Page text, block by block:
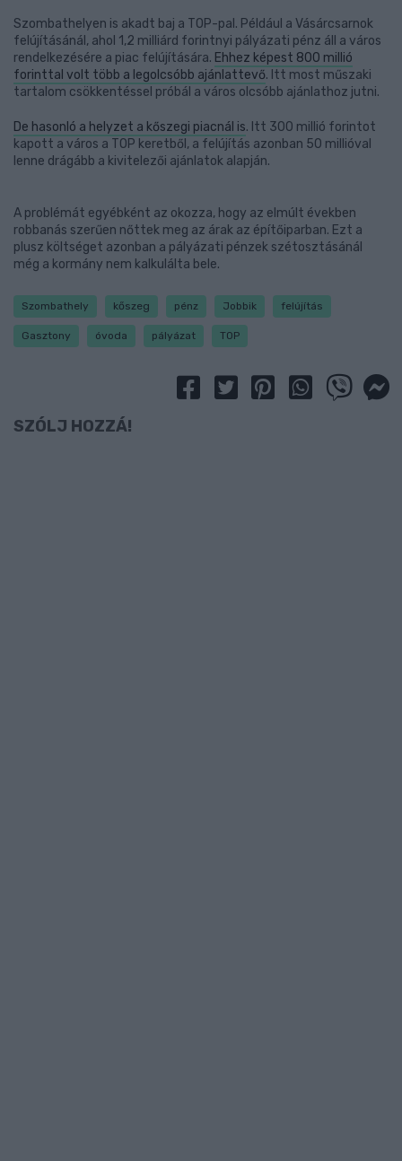
Szombathelyen is akadt baj a TOP-pal. Például a Vásárcsarnok
felújításánál, ahol 1,2 milliárd forintnyi pályázati pénz áll a város
rendelkezésére a piac felújítására. Ehhez képest 800 millió
forinttal volt több a legolcsóbb ajánlattevő. Itt most műszaki
tartalom csökkentéssel próbál a város olcsóbb ajánlathoz jutni.
De hasonló a helyzet a kőszegi piacnál is. Itt 300 millió forintot
kapott a város a TOP keretből, a felújítás azonban 50 millióval
lenne drágább a kivitelezői ajánlatok alapján.
A problémát egyébként az okozza, hogy az elmúlt években
robbanás szerűen nőttek meg az árak az építőiparban. Ezt a
plusz költséget azonban a pályázati pénzek szétosztásánál
még a kormány nem kalkulálta bele.
Szombathely kőszeg pénz Jobbik felújítás
Gasztony óvoda pályázat TOP
SZÓLJ HOZZÁ!